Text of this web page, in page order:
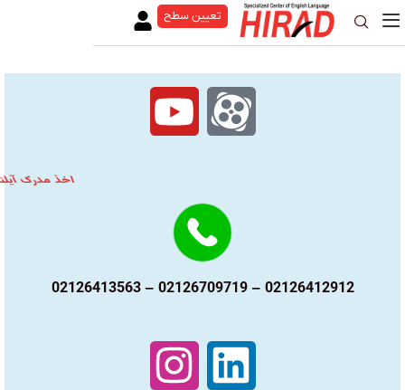
تعیین سطح
02126412912 – 02126709719 – 02126413563